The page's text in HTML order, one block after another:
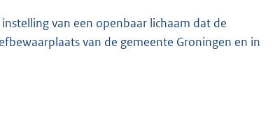
van een openbaar lichaam dat de
van de gemeente Groningen en in